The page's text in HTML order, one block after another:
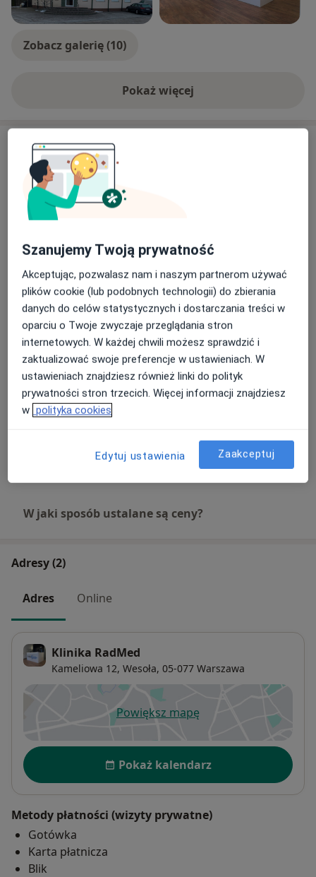
Zobacz galerię (10)
Pokaż więcejo doświadczeniu
Usługi i ceny
Konsultacja chirurgiczna
350 zł Szczegóły
Od 400 zł Szczegóły
USG układu moczowego
300 zł Szczegóły Umów wizytę
USG tarczycy
300 zł Szczegóły Umów wizytę
USG jąder
W jaki sposób ustalane są ceny?
Adresy (2)
Adres Online
Klinika RadMed
Kameliowa 12, Wesoła, 05-077 Warszawa
Powiększ mapęotwiera się w nowej karcie
Dostępność
Pokaż kalendarz
Metody płatności (wizyty prywatne)
Gotówka
Karta płatnicza
Blik
Szanujemy Twoją prywatność
Akceptując, pozwalasz nam i naszym partnerom używać
plików cookie (lub podobnych technologii) do zbierania
danych do celów statystycznych i dostarczania treści w
oparciu o Twoje zwyczaje przeglądania stron
internetowych. W każdej chwili możesz sprawdzić i
zaktualizować swoje preferencje w ustawieniach. W
ustawieniach znajdziesz również linki do polityk
prywatności stron trzecich. Więcej informacji znajdziesz
w polityka cookies
Edytuj ustawienia Zaakceptuj